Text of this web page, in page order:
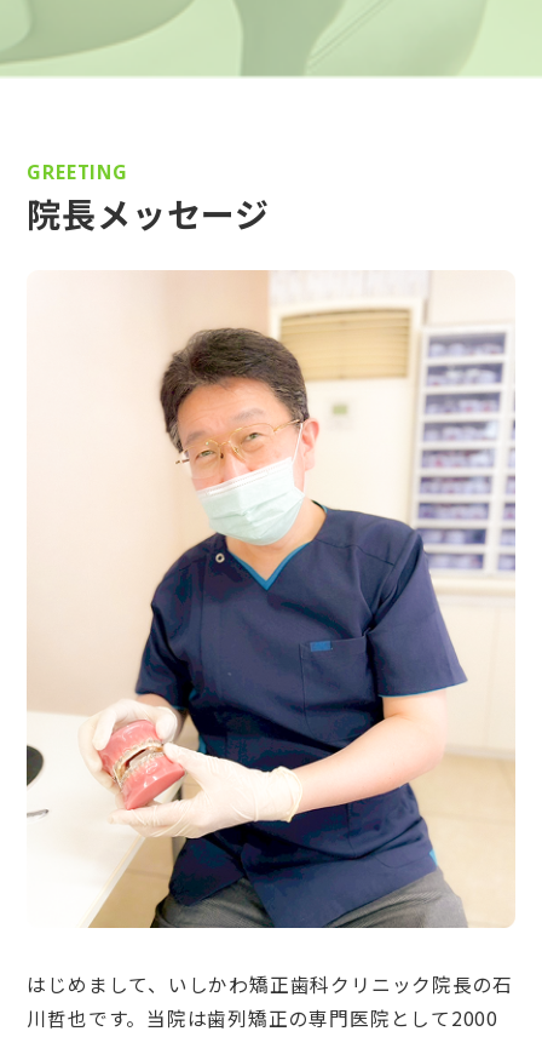
GREETING
院長メッセージ
はじめまして、いしかわ矯正歯科クリニック院長の石
川哲也です。当院は歯列矯正の専門医院として2000